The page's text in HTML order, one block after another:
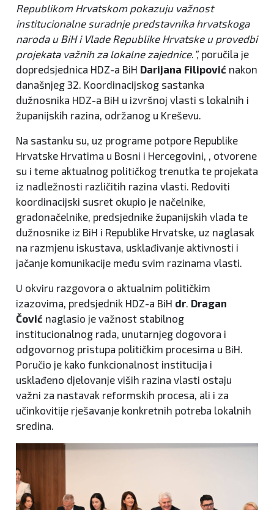
Republikom Hrvatskom pokazuju važnost
institucionalne suradnje predstavnika hrvatskoga
naroda u BiH i Vlade Republike Hrvatske u provedbi
projekata važnih za lokalne zajednice. ”, poručila je
dopredsjednica HDZ-a BiH Darijana Filipović nakon
današnjeg 32. Koordinacijskog sastanka
dužnosnika HDZ-a BiH u izvršnoj vlasti s lokalnih i
županijskih razina, održanog u Kreševu.
Na sastanku su, uz programe potpore Republike
Hrvatske Hrvatima u Bosni i Hercegovini, , otvorene
su i teme aktualnog političkog trenutka te projekata
iz nadležnosti različitih razina vlasti. Redoviti
koordinacijski susret okupio je načelnike,
gradonačelnike, predsjednike županijskih vlada te
dužnosnike iz BiH i Republike Hrvatske, uz naglasak
na razmjenu iskustava, usklađivanje aktivnosti i
jačanje komunikacije među svim razinama vlasti.
U okviru razgovora o aktualnim političkim
izazovima, predsjednik HDZ-a BiH dr. Dragan
Čović naglasio je važnost stabilnog
institucionalnog rada, unutarnjeg dogovora i
odgovornog pristupa političkim procesima u BiH.
Poručio je kako funkcionalnost institucija i
usklađeno djelovanje viših razina vlasti ostaju
važni za nastavak reformskih procesa, ali i za
učinkovitije rješavanje konkretnih potreba lokalnih
sredina.